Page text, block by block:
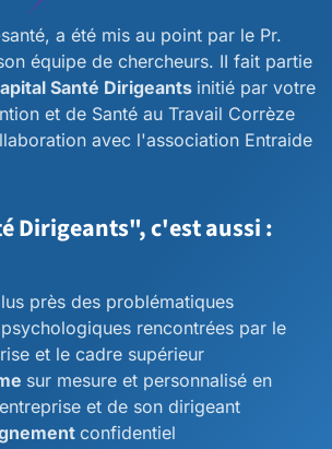
a été mis au point par le Pr.
équipe de chercheurs. II fait partie
Santé Dirigeants initié par votre
et de Santé au Travail Corrèze
avec l'association Entraide
Dirigeants", c'est aussi :
près des problématiques
rencontrées par le
et le cadre supérieur
sur mesure et personnalisé en
et de son dirigeant
confidentiel